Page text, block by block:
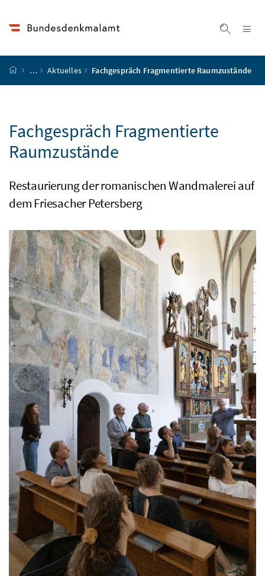
Startseite
… Aktuelles Fachgespräch Fragmentierte Raumzustände
Fachgespräch Fragmentierte
Raumzustände
Restaurierung der romanischen Wandmalerei auf
dem Friesacher Petersberg